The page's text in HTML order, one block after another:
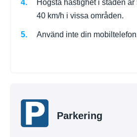
Högsta hastighet i staden
40 km/h i vissa områden.
Använd inte din
Parkering